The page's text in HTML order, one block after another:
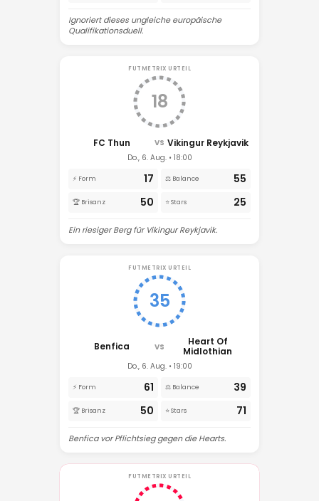
Ignoriert dieses ungleiche europäische
Qualifikationsduell.
FUTMETRIX URTEIL
18
FC Thun VS Vikingur Reykjavik
Do., 6. Aug. • 18:00
⚡ Form 17 ⚖️ Balance 55
🏆 Brisanz 50 ⭐ Stars 25
Ein riesiger Berg für Vikingur Reykjavik.
FUTMETRIX URTEIL
35
Benfica VS
Heart Of
Midlothian
Do., 6. Aug. • 19:00
⚡ Form 61 ⚖️ Balance 39
🏆 Brisanz 50 ⭐ Stars 71
Benfica vor Pflichtsieg gegen die Hearts.
FUTMETRIX URTEIL